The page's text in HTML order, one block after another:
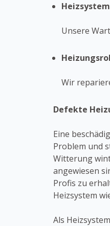
Unsere
Wir
Defekte
Eine
Problem und
Witterung
angewiesen
Profis zu
Heizsystem
Als